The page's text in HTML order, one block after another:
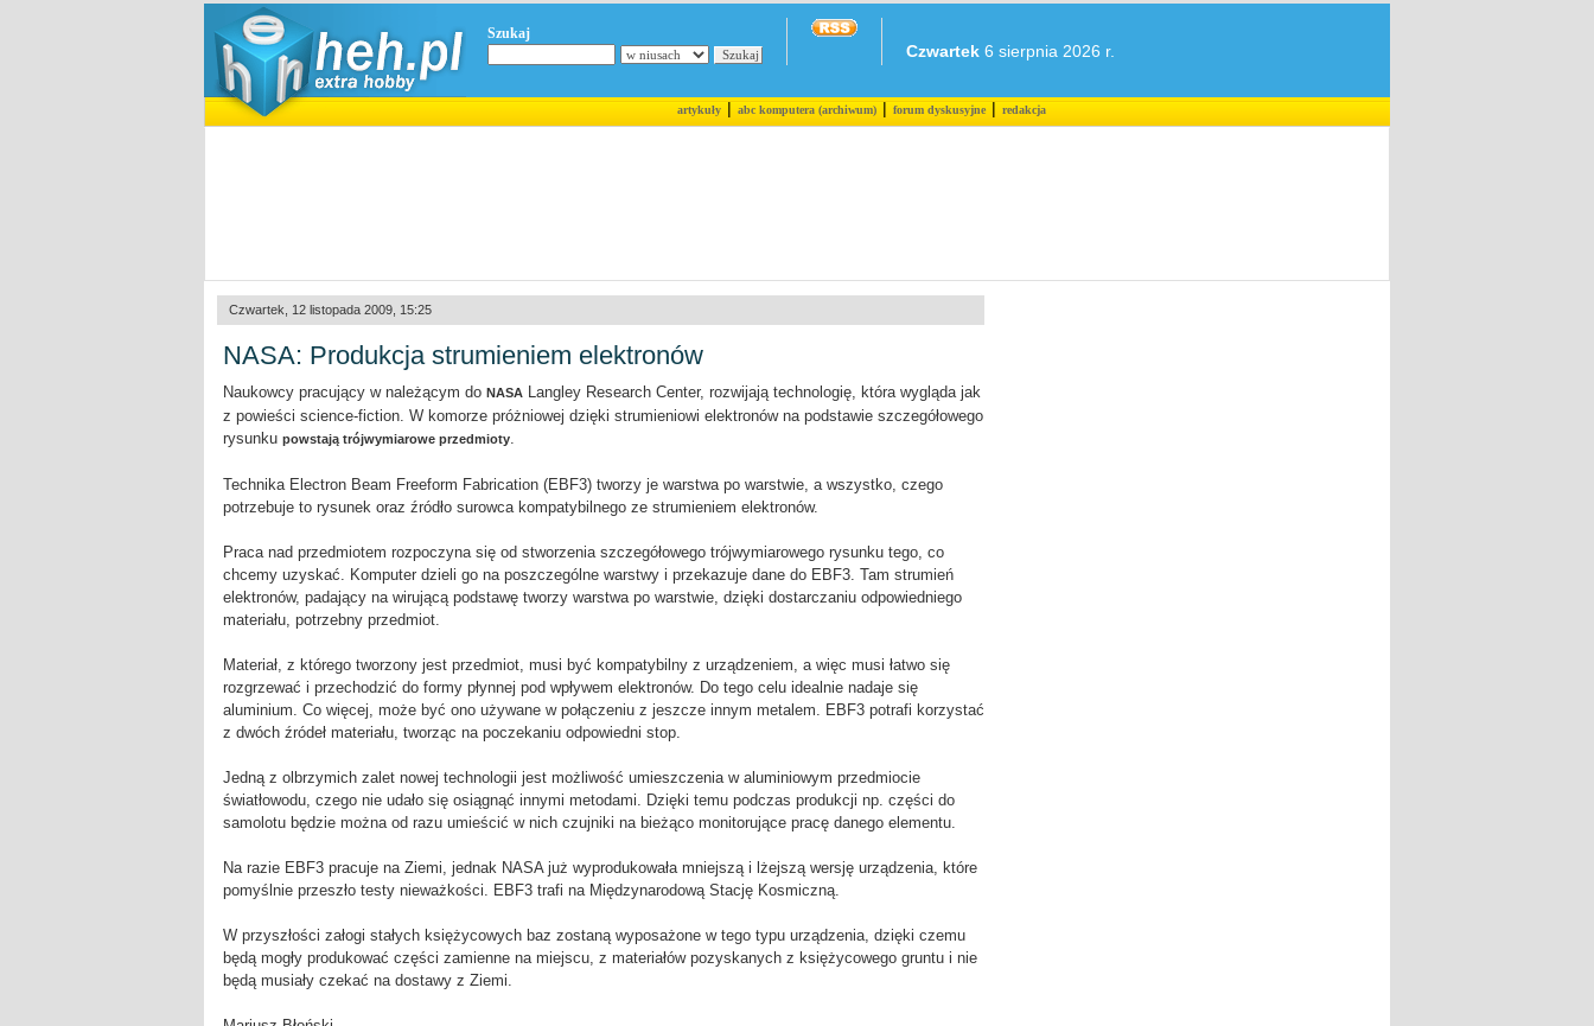
Szukaj
Czwartek 6 sierpnia 2026 r.
artykuły|abc komputera (archiwum)|forum dyskusyjne|redakcja
Czwartek, 12 listopada 2009, 15:25
NASA: Produkcja strumieniem elektronów
Naukowcy pracujący w należącym do NASA Langley Research Center, rozwijają technologię, która wygląda jak
z powieści science-fiction. W komorze próżniowej dzięki strumieniowi elektronów na podstawie szczegółowego
rysunku powstają trójwymiarowe przedmioty.
Technika Electron Beam Freeform Fabrication (EBF3) tworzy je warstwa po warstwie, a wszystko, czego
potrzebuje to rysunek oraz źródło surowca kompatybilnego ze strumieniem elektronów.
Praca nad przedmiotem rozpoczyna się od stworzenia szczegółowego trójwymiarowego rysunku tego, co
chcemy uzyskać. Komputer dzieli go na poszczególne warstwy i przekazuje dane do EBF3. Tam strumień
elektronów, padający na wirującą podstawę tworzy warstwa po warstwie, dzięki dostarczaniu odpowiedniego
materiału, potrzebny przedmiot.
Materiał, z którego tworzony jest przedmiot, musi być kompatybilny z urządzeniem, a więc musi łatwo się
rozgrzewać i przechodzić do formy płynnej pod wpływem elektronów. Do tego celu idealnie nadaje się
aluminium. Co więcej, może być ono używane w połączeniu z jeszcze innym metalem. EBF3 potrafi korzystać
z dwóch źródeł materiału, tworząc na poczekaniu odpowiedni stop.
Jedną z olbrzymich zalet nowej technologii jest możliwość umieszczenia w aluminiowym przedmiocie
światłowodu, czego nie udało się osiągnąć innymi metodami. Dzięki temu podczas produkcji np. części do
samolotu będzie można od razu umieścić w nich czujniki na bieżąco monitorujące pracę danego elementu.
Na razie EBF3 pracuje na Ziemi, jednak NASA już wyprodukowała mniejszą i lżejszą wersję urządzenia, które
pomyślnie przeszło testy nieważkości. EBF3 trafi na Międzynarodową Stację Kosmiczną.
W przyszłości załogi stałych księżycowych baz zostaną wyposażone w tego typu urządzenia, dzięki czemu
będą mogły produkować części zamienne na miejscu, z materiałów pozyskanych z księżycowego gruntu i nie
będą musiały czekać na dostawy z Ziemi.